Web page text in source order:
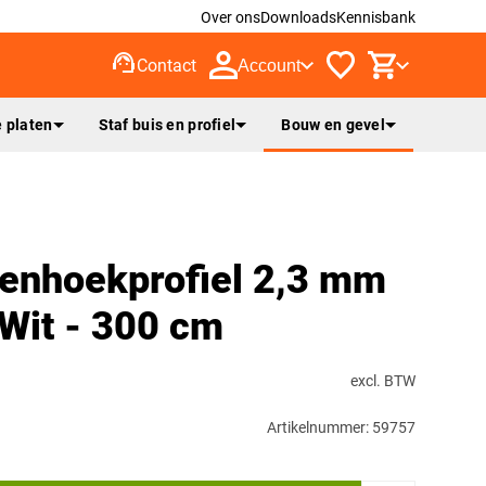
Over onsDownloadsKennisbank
support_agentContact Account
platen Staf buis en profiel Bouw en gevel
2,3 mm
- 300 cm
excl. BTW
Artikelnummer: 59757